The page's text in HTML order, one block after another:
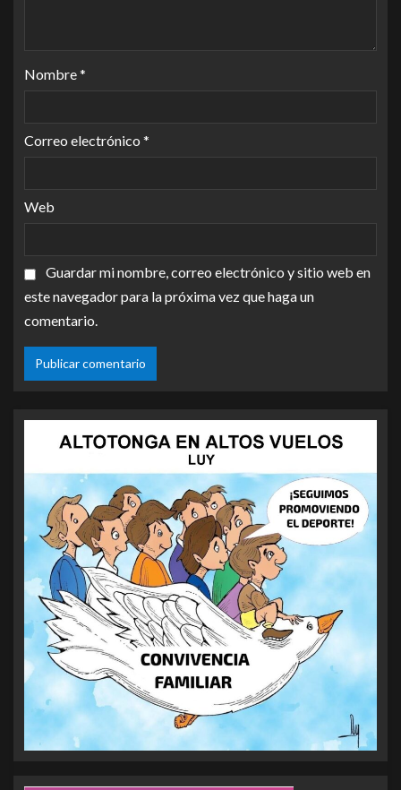
Nombre*
Correo electrónico *
Web
Guardar mi nombre, correo electrónico y sitio web en
este navegador para la próxima vez que haga un
comentario.